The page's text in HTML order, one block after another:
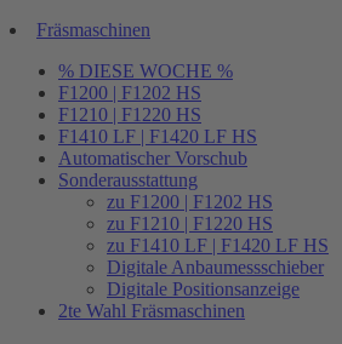
Fräsmaschinen
% DIESE WOCHE %
F1200 | F1202 HS
F1210 | F1220 HS
F1410 LF | F1420 LF HS
Automatischer Vorschub
Sonderausstattung
zu F1200 | F1202 HS
zu F1210 | F1220 HS
zu F1410 LF | F1420 LF HS
Digitale Anbaumessschieber
Digitale Positionsanzeige
2te Wahl Fräsmaschinen